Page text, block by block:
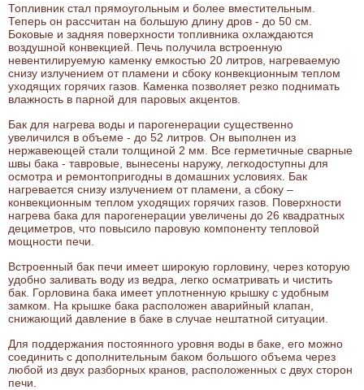
Топливник стал прямоугольным и более вместительным.
Теперь он рассчитан на большую длину дров - до 50 см.
Боковые и задняя поверхности топливника охлаждаются
воздушной конвекцией. Печь получила встроенную
невентилируемую каменку емкостью 20 литров, нагреваемую
снизу излучением от пламени и сбоку конвекционным теплом
уходящих горячих газов. Каменка позволяет резко поднимать
влажность в парной для паровых акцентов.
Бак для нагрева воды и парогенерации существенно
увеличился в объеме - до 52 литров. Он выполнен из
нержавеющей стали толщиной 2 мм. Все герметичные сварные
швы бака - тавровые, вынесены наружу, легкодоступны для
осмотра и ремонтопригодны в домашних условиях. Бак
нагревается снизу излучением от пламени, а сбоку –
конвекционным теплом уходящих горячих газов. Поверхности
нагрева бака для парогенерации увеличены до 26 квадратных
дециметров, что повысило паровую компоненту тепловой
мощности печи.
Встроенный бак печи имеет широкую горловину, через которую
удобно заливать воду из ведра, легко осматривать и чистить
бак. Горловина бака имеет уплотненную крышку с удобным
замком. На крышке бака расположен аварийный клапан,
снижающий давление в баке в случае нештатной ситуации.
Для поддержания постоянного уровня воды в баке, его можно
соединить с дополнительным баком большого объема через
любой из двух разборных кранов, расположенных с двух сторон
печи.